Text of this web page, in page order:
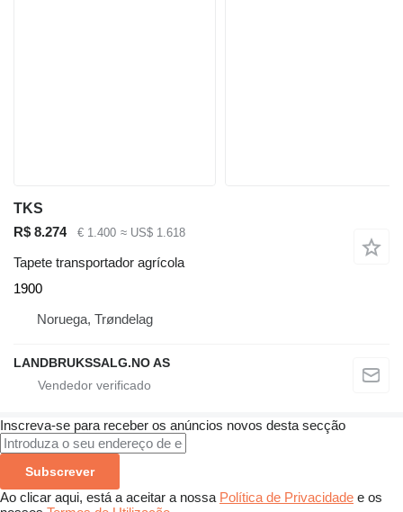
TKS
R$ 8.274
€ 1.400 ≈ US$ 1.618
Tapete transportador agrícola
1900
Noruega, Trøndelag
LANDBRUKSSALG.NO AS
Inscreva-se para receber os anúncios novos desta secção
Subscrever
Ao clicar aqui, está a aceitar a nossa Política de Privacidade e os